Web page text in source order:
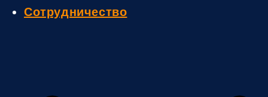
Сотрудничество